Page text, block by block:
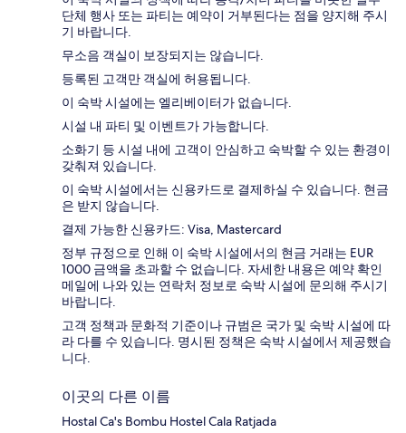
단체 행사 또는 파티는 예약이 거부된다는 점을 양지해 주시
기 바랍니다.
무소음 객실이 보장되지는 않습니다.
등록된 고객만 객실에 허용됩니다.
이 숙박 시설에는 엘리베이터가 없습니다.
시설 내 파티 및 이벤트가 가능합니다.
소화기 등 시설 내에 고객이 안심하고 숙박할 수 있는 환경이
갖춰져 있습니다.
이 숙박 시설에서는 신용카드로 결제하실 수 있습니다. 현금
은 받지 않습니다.
결제 가능한 신용카드: Visa, Mastercard
정부 규정으로 인해 이 숙박 시설에서의 현금 거래는 EUR
1000 금액을 초과할 수 없습니다. 자세한 내용은 예약 확인
메일에 나와 있는 연락처 정보로 숙박 시설에 문의해 주시기
바랍니다.
고객 정책과 문화적 기준이나 규범은 국가 및 숙박 시설에 따
라 다를 수 있습니다. 명시된 정책은 숙박 시설에서 제공했습
니다.
이곳의 다른 이름
Hostal Ca's Bombu Hostel Cala Ratjada